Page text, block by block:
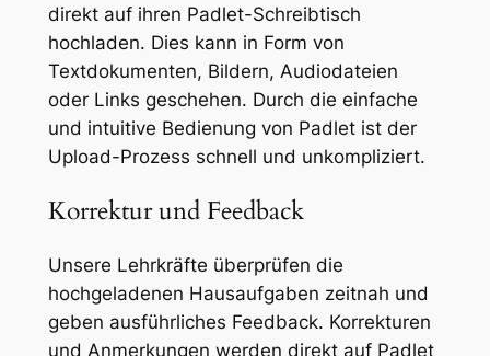
direkt auf ihren Padlet-Schreibtisch
hochladen. Dies kann in Form von
Textdokumenten, Bildern, Audiodateien
oder Links geschehen. Durch die einfache
und intuitive Bedienung von Padlet ist der
Upload-Prozess schnell und unkompliziert.
Korrektur und Feedback
Unsere Lehrkräfte überprüfen die
hochgeladenen Hausaufgaben zeitnah und
geben ausführliches Feedback. Korrekturen
und Anmerkungen werden direkt auf Padlet